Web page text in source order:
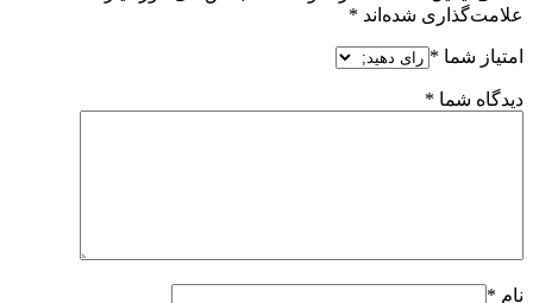
علامت‌گذاری شده‌اند *
امتیاز شما *
دیدگاه شما *
نام *